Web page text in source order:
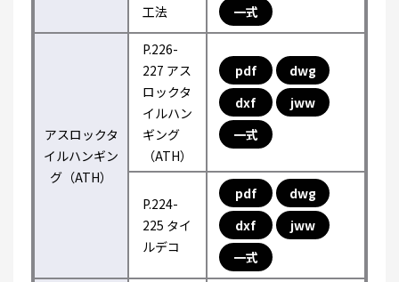
工法
一式
アスロックタ
イルハンギン
グ（ATH）
P.226-
227 アス
ロックタ
イルハン
ギング
（ATH）
pdf
dwg
dxf
jww
一式
P.224-
225 タイ
ルデコ
pdf
dwg
dxf
jww
一式